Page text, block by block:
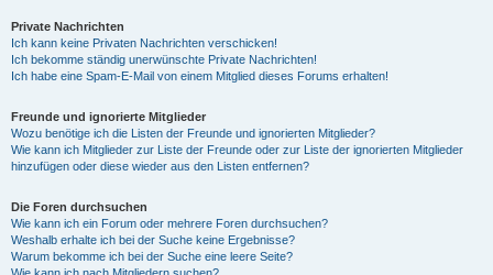
Private Nachrichten
Ich kann keine Privaten Nachrichten verschicken!
Ich bekomme ständig unerwünschte Private Nachrichten!
Ich habe eine Spam-E-Mail von einem Mitglied dieses Forums erhalten!
Freunde und ignorierte Mitglieder
Wozu benötige ich die Listen der Freunde und ignorierten Mitglieder?
Wie kann ich Mitglieder zur Liste der Freunde oder zur Liste der ignorierten Mitglieder
hinzufügen oder diese wieder aus den Listen entfernen?
Die Foren durchsuchen
Wie kann ich ein Forum oder mehrere Foren durchsuchen?
Weshalb erhalte ich bei der Suche keine Ergebnisse?
Warum bekomme ich bei der Suche eine leere Seite?